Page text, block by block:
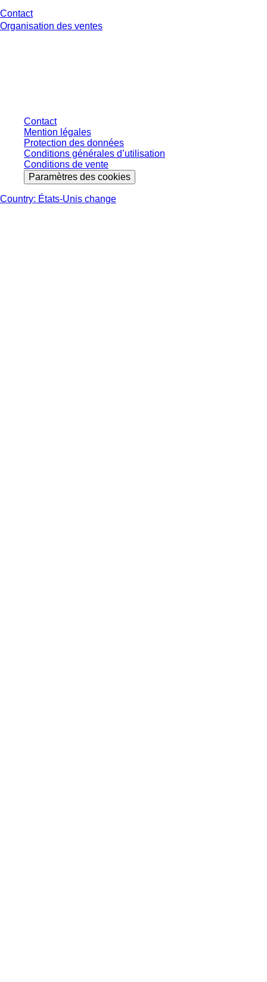
Contact
Organisation des ventes
Contact
Mention légales
Protection des données
Conditions générales d’utilisation
Conditions de vente
Paramètres des cookies
Country: États-Unis change